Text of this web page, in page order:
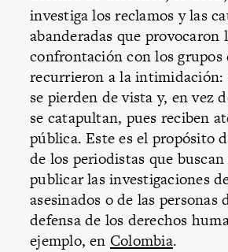
investiga los reclamos y las
abanderadas que provocaron
confrontación con los grupos
recurrieron a la intimidación:
se pierden de vista y, en vez
se catapultan, pues reciben
pública. Este es el propósito
de los periodistas que
publicar las investigaciones
asesinados o de las personas
defensa de los derechos
ejemplo, en Colombia.